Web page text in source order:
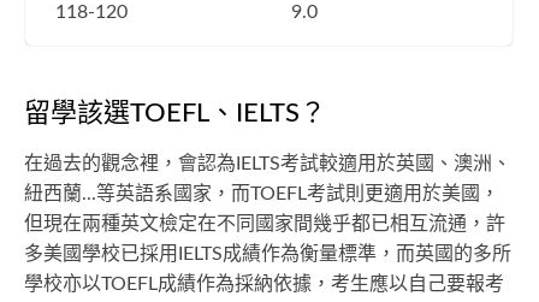
118-120 9.0
留學該選TOEFL、IELTS？
在過去的觀念裡，會認為IELTS考試較適用於英國、澳洲、
紐西蘭...等英語系國家，而TOEFL考試則更適用於美國，
但現在兩種英文檢定在不同國家間幾乎都已相互流通，許
多美國學校已採用IELTS成績作為衡量標準，而英國的多所
學校亦以TOEFL成績作為採納依據，考生應以自己要報考